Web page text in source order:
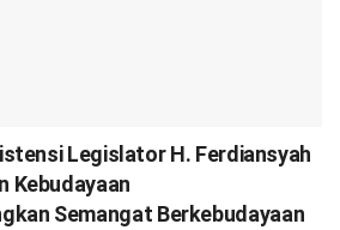
Legislator H. Ferdiansyah
Kebudayaan
Semangat Berkebudayaan